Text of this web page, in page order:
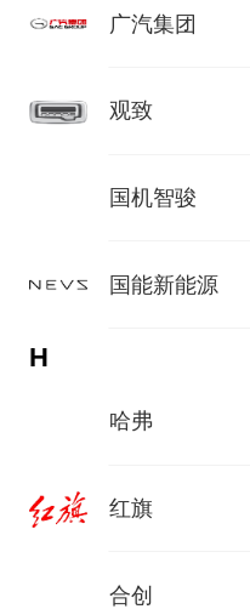
广汽集团
观致
国机智骏
国能新能源
H
哈弗
红旗
合创